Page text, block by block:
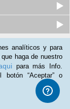
analíticos y para
haga de nuestro
para más Info.
“Aceptar” o